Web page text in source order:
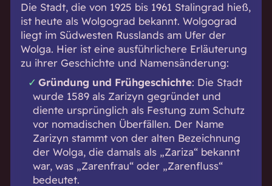
Die Stadt, die von 1925 bis 1961 Stalingrad hieß,
ist heute als Wolgograd bekannt. Wolgograd
liegt im Südwesten Russlands am Ufer der
Wolga. Hier ist eine ausführlichere Erläuterung
zu ihrer Geschichte und Namensänderung:
Gründung und Frühgeschichte: Die Stadt
wurde 1589 als Zarizyn gegründet und
diente ursprünglich als Festung zum Schutz
vor nomadischen Überfällen. Der Name
Zarizyn stammt von der alten Bezeichnung
der Wolga, die damals als „Zariza“ bekannt
war, was „Zarenfrau“ oder „Zarenfluss“
bedeutet.